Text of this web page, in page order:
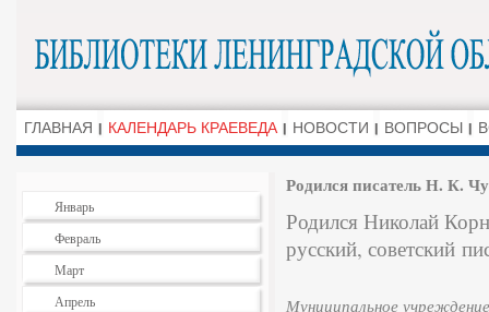
ГЛАВНАЯ КАЛЕНДАРЬ КРАЕВЕДА НОВОСТИ ВОПРОСЫ
Январь
Февраль
Март
Апрель
Родился писатель Н. К.
Родился Николай
русский, советский
Муниципальное